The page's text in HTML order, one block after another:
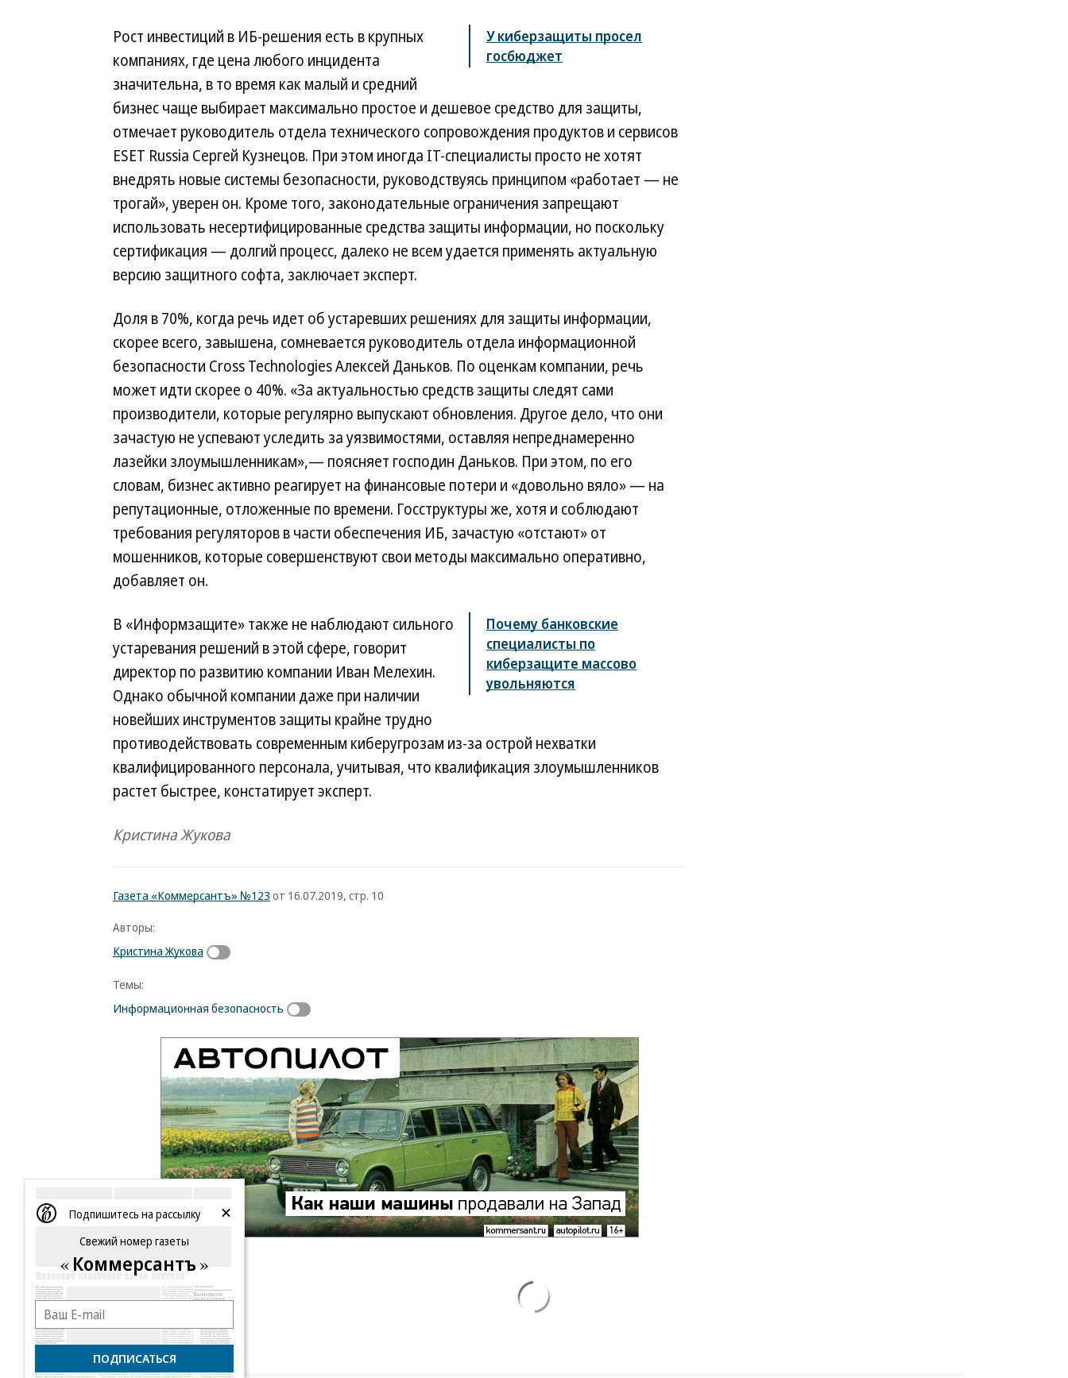
У киберзащиты просел
госбюджет
Рост инвестиций в ИБ-решения есть в крупных
компаниях, где цена любого инцидента
значительна, в то время как малый и средний
бизнес чаще выбирает максимально простое и дешевое средство для защиты,
отмечает руководитель отдела технического сопровождения продуктов и сервисов
ESET Russia Сергей Кузнецов. При этом иногда IT-специалисты просто не хотят
внедрять новые системы безопасности, руководствуясь принципом «работает — не
трогай», уверен он. Кроме того, законодательные ограничения запрещают
использовать несертифицированные средства защиты информации, но поскольку
сертификация — долгий процесс, далеко не всем удается применять актуальную
версию защитного софта, заключает эксперт.
Доля в 70%, когда речь идет об устаревших решениях для защиты информации,
скорее всего, завышена, сомневается руководитель отдела информационной
безопасности Cross Technologies Алексей Даньков. По оценкам компании, речь
может идти скорее о 40%. «За актуальностью средств защиты следят сами
производители, которые регулярно выпускают обновления. Другое дело, что они
зачастую не успевают уследить за уязвимостями, оставляя непреднамеренно
лазейки злоумышленникам»,— поясняет господин Даньков. При этом, по его
словам, бизнес активно реагирует на финансовые потери и «довольно вяло» — на
репутационные, отложенные по времени. Госструктуры же, хотя и соблюдают
требования регуляторов в части обеспечения ИБ, зачастую «отстают» от
мошенников, которые совершенствуют свои методы максимально оперативно,
добавляет он.
Почему банковские
специалисты по
киберзащите массово
увольняются
В «Информзащите» также не наблюдают сильного
устаревания решений в этой сфере, говорит
директор по развитию компании Иван Мелехин.
Однако обычной компании даже при наличии
новейших инструментов защиты крайне трудно
противодействовать современным киберугрозам из-за острой нехватки
квалифицированного персонала, учитывая, что квалификация злоумышленников
растет быстрее, констатирует эксперт.
Кристина Жукова
Газета «Коммерсантъ» №123 от 16.07.2019, стр. 10
Авторы:
Кристина Жукова
Темы:
Информационная безопасность
Подпишитесь на рассылку
Свежий номер газеты
Коммерсантъ
ПОДПИСАТЬСЯ